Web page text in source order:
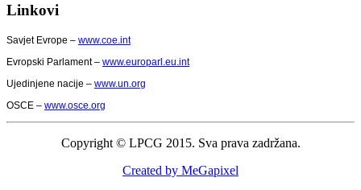
Linkovi
Savjet Evrope – www.coe.int
Evropski Parlament – www.europarl.eu.int
Ujedinjene nacije – www.un.org
OSCE – www.osce.org
Copyright © LPCG 2015. Sva prava zadržana.
Created by MeGapixel